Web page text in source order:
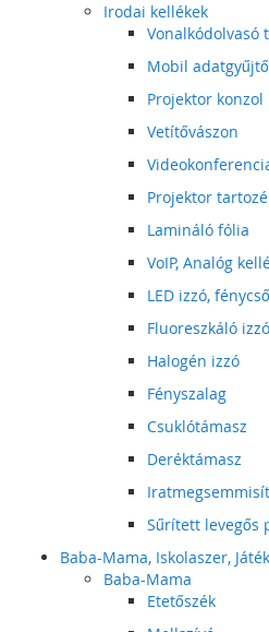
Irodai kellékek
Vonalkódolvasó
Mobil
Projektor konzol
Vetítővászon
Projektor
Lamináló fólia
VoIP, Analóg
LED izzó, fénycső
Fluoreszkáló izzó
Halogén izzó
Fényszalag
Csuklótámasz
Deréktámasz
Sűrített levegős
Baba-Mama, Iskolaszer, Játék
Baba-Mama
Etetőszék